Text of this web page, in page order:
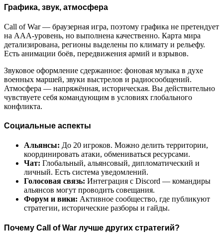
Графика, звук, атмосфера
Call of War — браузерная игра, поэтому графика не претендует
на AAA-уровень, но выполнена качественно. Карта мира
детализирована, регионы выделены по климату и рельефу.
Есть анимации боёв, передвижения армий и взрывов.
Звуковое оформление сдержанное: фоновая музыка в духе
военных маршей, звуки выстрелов и радиосообщений.
Атмосфера — напряжённая, историческая. Вы действительно
чувствуете себя командующим в условиях глобального
конфликта.
Социальные аспекты
Альянсы: До 20 игроков. Можно делить территории,
координировать атаки, обмениваться ресурсами.
Чат: Глобальный, альянсовый, дипломатический и
личный. Есть система уведомлений.
Голосовая связь: Интеграция с Discord — командиры
альянсов могут проводить совещания.
Форум и вики: Активное сообщество, где публикуют
стратегии, исторические разборы и гайды.
Почему Call of War лучше других стратегий?